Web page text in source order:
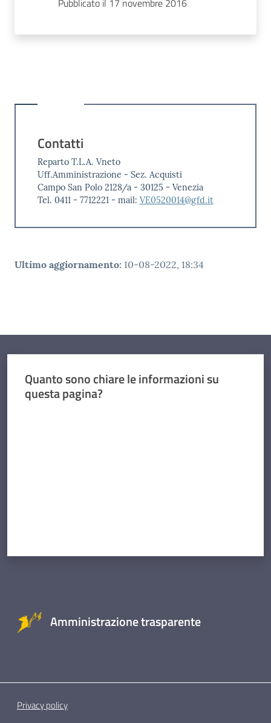
Pubblicato il 17 novembre 2016
Contatti
Reparto T.L.A. Vneto
Uff.Amministrazione - Sez. Acquisti
Campo San Polo 2128/a - 30125 - Venezia
Tel. 0411 - 7712221 - mail: VE0520014@gfd.it
Ultimo aggiornamento: 10-08-2022, 18:34
Quanto sono chiare le informazioni su
questa pagina?
Amministrazione trasparente
Privacy policy